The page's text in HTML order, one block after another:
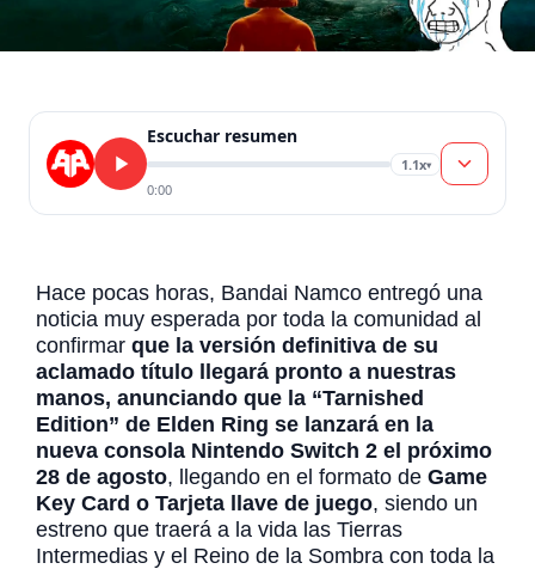
Escuchar resumen
1.1x▾
0:00
Hace pocas horas, Bandai Namco entregó una
noticia muy esperada por toda la comunidad al
confirmar que la versión definitiva de su
aclamado título llegará pronto a nuestras
manos, anunciando que la “Tarnished
Edition” de Elden Ring se lanzará en la
nueva consola Nintendo Switch 2 el próximo
28 de agosto, llegando en el formato de Game
Key Card o Tarjeta llave de juego, siendo un
estreno que traerá a la vida las Tierras
Intermedias y el Reino de la Sombra con toda la